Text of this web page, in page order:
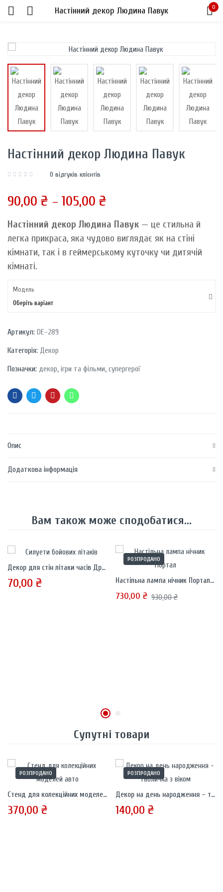
Настінний декор Людина Павук 0
Настінний декор Людина Павук
0 відгуків клієнтів
90,00 ₴ – 105,00 ₴
Настінний декор Людина Павук — це стильна й
легка прикраса, яка чудово виглядає як на стіні
кімнати, так і в геймерському куточку чи дитячій
кімнаті.
Модель
Оберіть варіант
Артикул: DE-289
Категорія: Декор
Позначки: декор, ігри та фільми, супергерої
Опис
Додаткова інформація
Вам також може сподобатися...
Декор для стін літаки часів Другої світової
70,00 ₴
РОЗПРОДАНО
Настільна лампа нічник Портал (корпус)
730,00 ₴ 930,00₴
Супутні товари
РОЗПРОДАНО
Стенд для колекційних моделей авто
370,00 ₴
РОЗПРОДАНО
Декор на день народження – табличка з віком
140,00 ₴
Remember me Lost password?
LOG IN